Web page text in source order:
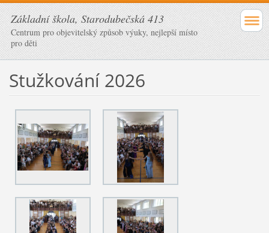
Základní škola, Starodubečská 413
Centrum pro objevitelský způsob výuky, nejlepší místo
pro děti
Stužkování 2026